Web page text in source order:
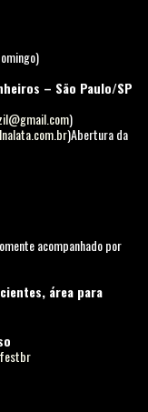
– São Paulo/SP
)
)Abertura da
acompanhado por
área para